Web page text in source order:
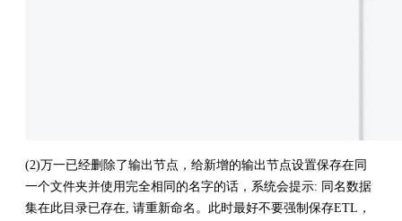
(2)万一已经删除了输出节点，给新增的输出节点设置保存在同
一个文件夹并使用完全相同的名字的话，系统会提示: 同名数据
集在此目录已存在, 请重新命名。此时最好不要强制保存ETL，